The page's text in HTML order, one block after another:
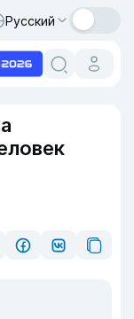
Русский